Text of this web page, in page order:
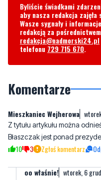
Byliście świadkami
aby nasza redakcja
Wasze sygnały i
redakcją za
redakcja@nadmorski24.pl
telefonu 729 715 670.
Komentarze
Mieszkaniec Wejherowa
Z tytułu artykułu można
Błaszczak jest ponad
10 3 Zgłoś komentarz
oo właśnie! wtorek, 6